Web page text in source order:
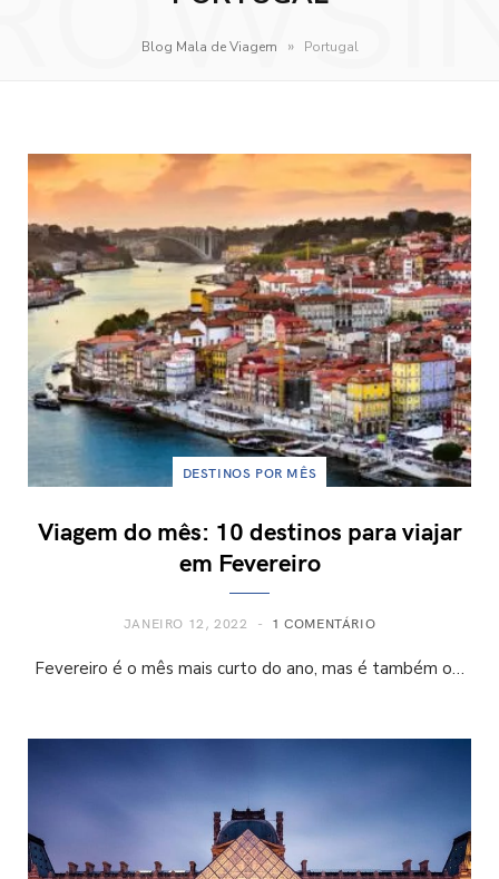
Blog Mala de Viagem » Portugal
DESTINOS POR MÊS
Viagem do mês: 10 destinos para viajar
em Fevereiro
JANEIRO 12, 2022 1 COMENTÁRIO
Fevereiro é o mês mais curto do ano, mas é também o…